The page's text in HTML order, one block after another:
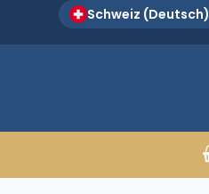
Schweiz (Deutsch)